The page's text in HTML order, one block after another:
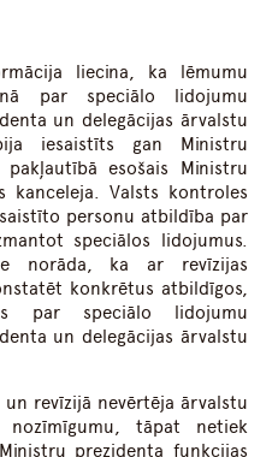
liecina, ka lēmumu
par speciālo lidojumu
un delegācijas ārvalstu
iesaistīts gan Ministru
esošais Ministru
kanceleja. Valsts kontroles
personu atbildība par
speciālos lidojumus.
norāda, ka ar revīzijas
konkrētus atbildīgos,
par speciālo lidojumu
un delegācijas ārvalstu
revīzijā nevērtēja ārvalstu
nozīmīgumu, tāpat netiek
prezidenta funkcijas